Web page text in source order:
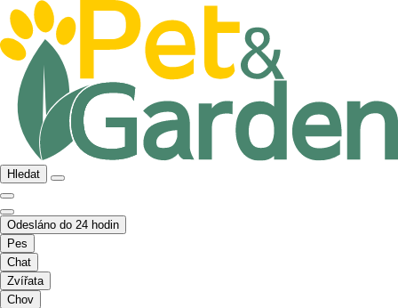
Hledat
Odesláno do 24 hodin
Pes
Chat
Zvířata
Chov